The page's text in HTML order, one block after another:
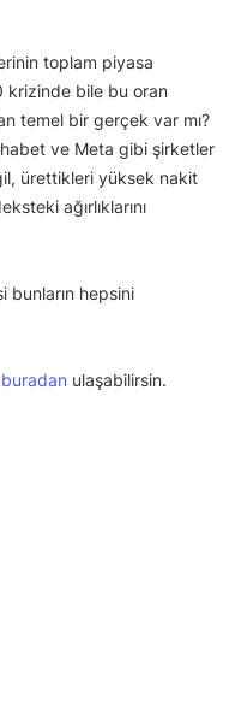
toplam piyasa
krizinde bile bu oran
temel bir gerçek var mı?
ve Meta gibi şirketler
ürettikleri yüksek nakit
ağırlıklarını
bunların hepsini
buradan ulaşabilirsin.